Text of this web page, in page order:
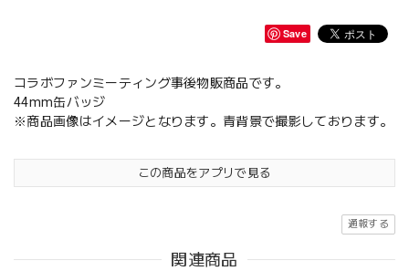
Save
コラボファンミーティング事後物販商品です。
44mm缶バッジ
※商品画像はイメージとなります。青背景で撮影しております。
この商品をアプリで見る
通報する
関連商品